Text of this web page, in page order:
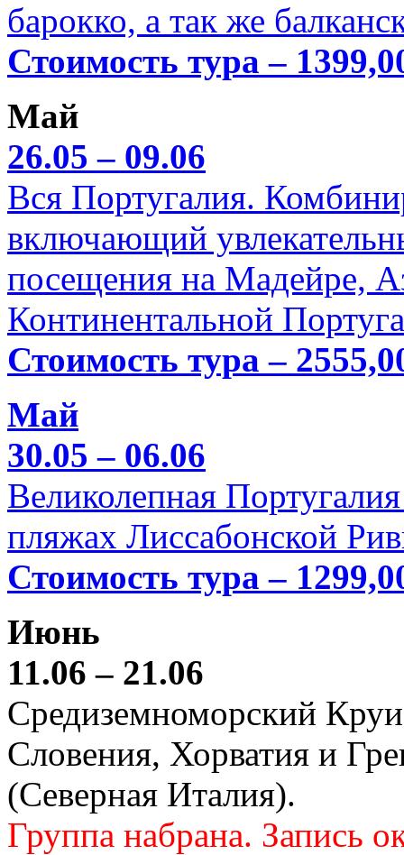
барокко, а так же
Стоимость тура –
Май
26.05 – 09.06
Вся Португалия.
включающий
посещения на Мадейре,
Континентальной
Стоимость тура –
Май
30.05 – 06.06
Великолепная
пляжах Лиссабонской
Стоимость тура –
Июнь
11.06 – 21.06
Средиземноморский
Словения, Хорватия и
(Северная Италия).
Группа набрана. Запись